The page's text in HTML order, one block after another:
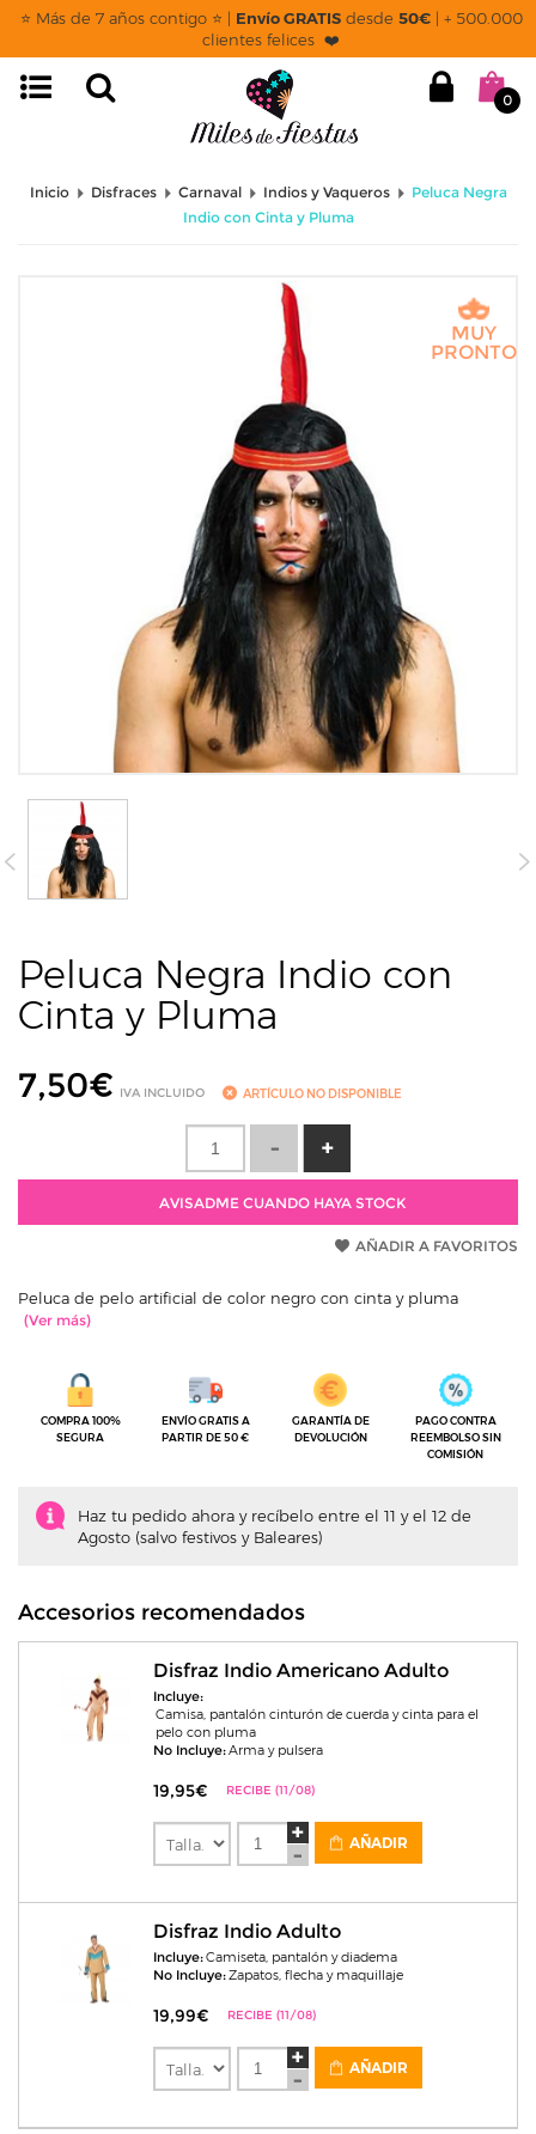
⭐ Más de 7 años contigo ⭐ | Envío GRATISdesde 50€| + 500.000
clientes felices ❤️
0
Inicio Disfraces Carnaval Indios y Vaqueros
Peluca Negra
Indio con Cinta y Pluma
MUY
PRONTO
Peluca Negra Indio con
Cinta y Pluma
7,50€ IVA INCLUIDO ARTÍCULO NO DISPONIBLE
AVISADME CUANDO HAYA STOCK
AÑADIR A FAVORITOS
Peluca de pelo artificial de color negro con cinta y pluma
COMPRA 100%
SEGURA
ENVÍO GRATIS A
PARTIR DE 50 €
GARANTÍA DE
DEVOLUCIÓN
PAGO CONTRA
REEMBOLSO SIN
COMISIÓN
Haz tu pedido ahora y recíbelo entre el 11 y el 12 de
Agosto (salvo festivos y Baleares)
Accesorios recomendados
Disfraz Indio Americano Adulto
Incluye:
Camisa, pantalón cinturón de cuerda y cinta para el
pelo con pluma
No Incluye:Arma y pulsera
19,95€ RECIBE (11/08)
AÑADIR
Disfraz Indio Adulto
Incluye:Camiseta, pantalón y diadema
No Incluye:Zapatos, flecha y maquillaje
19,99€ RECIBE (11/08)
AÑADIR